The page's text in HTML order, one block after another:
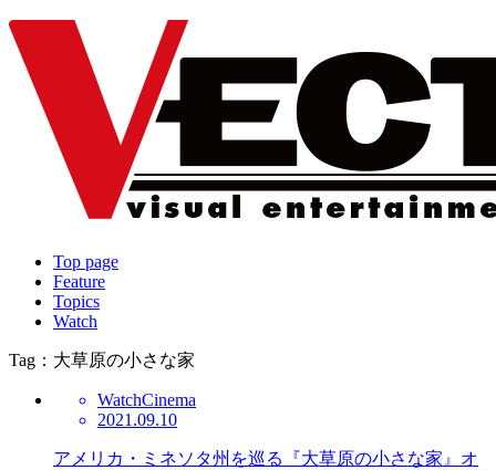
Top page
Feature
Topics
Watch
Tag：大草原の小さな家
WatchCinema
2021.09.10
アメリカ・ミネソタ州を巡る『大草原の小さな家』オ